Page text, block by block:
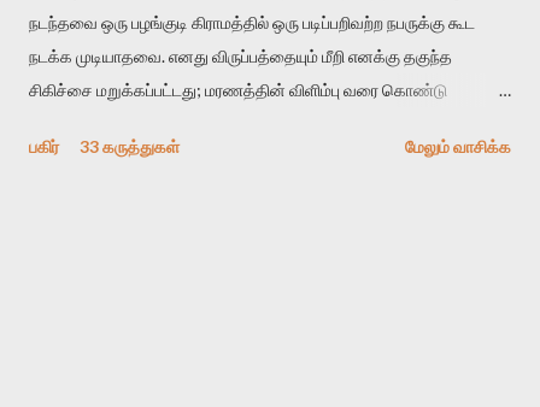
நடந்தவை ஒரு பழங்குடி கிராமத்தில் ஒரு படிப்பறிவற்ற நபருக்கு கூட
நடக்க முடியாதவை. எனது விருப்பத்தையும் மீறி எனக்கு தகுந்த
சிகிச்சை மறுக்கப்பட்டது; மரணத்தின் விளிம்பு வரை கொண்டு
பகிர்
33 கருத்துகள் மேலும் வாசிக்க